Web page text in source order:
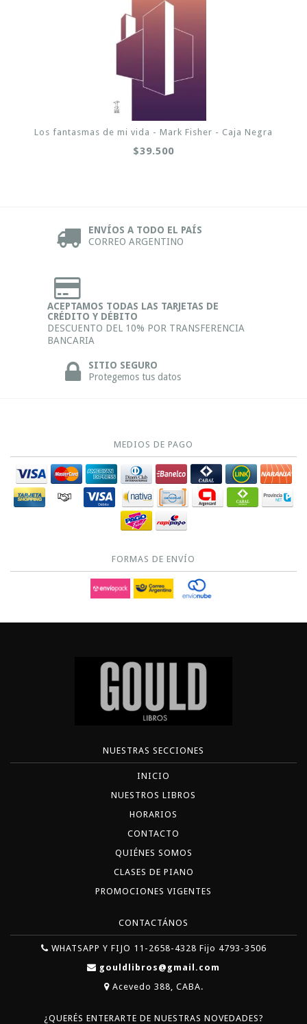
Los fantasmas de mi vida - Mark Fisher - Caja Negra
$39.500
ENVÍOS A TODO EL PAÍS
CORREO ARGENTINO
ACEPTAMOS TODAS LAS TARJETAS DE
CRÉDITO Y DÉBITO
DESCUENTO DEL 10% POR TRANSFERENCIA
BANCARIA
SITIO SEGURO
Protegemos tus datos
MEDIOS DE PAGO
FORMAS DE ENVÍO
NUESTRAS SECCIONES
INICIO
NUESTROS LIBROS
HORARIOS
CONTACTO
QUIÉNES SOMOS
CLASES DE PIANO
PROMOCIONES VIGENTES
CONTACTÁNOS
WHATSAPP Y FIJO 11-2658-4328 Fijo 4793-3506
gouldlibros@gmail.com
Acevedo 388, CABA.
¿QUERÉS ENTERARTE DE NUESTRAS NOVEDADES?